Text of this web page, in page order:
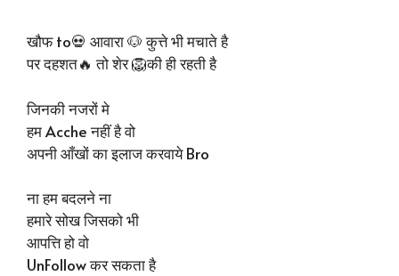
खौफ to💀 आवारा 🐶 कुत्ते भी मचाते है
पर दहशत🔥 तो शेर 🦁की ही रहती है
जिनकी नजरों मे
हम Acche नहीं है वो
अपनी आँखों का इलाज करवाये Bro
ना हम बदलने ना
हमारे सोख जिसको भी
आपत्ति हो वो
UnFollow कर सकता है